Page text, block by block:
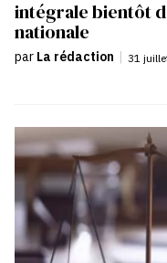
intégrale bientôt
nationale
par La rédaction 31